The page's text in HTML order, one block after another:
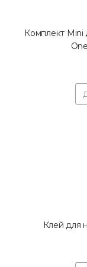
Комплект Mini
Клей для